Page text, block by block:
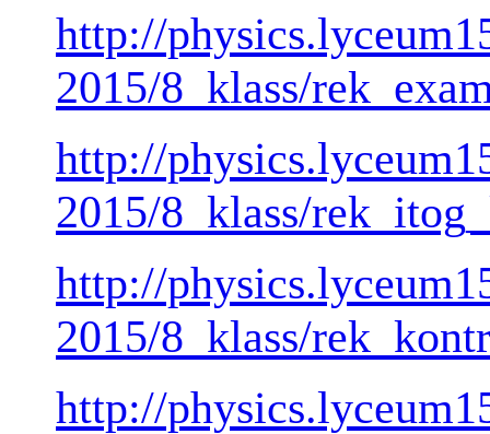
http://
2015/8_klass/
http://
2015/8_klass/
http://
2015/8_klass/
http://